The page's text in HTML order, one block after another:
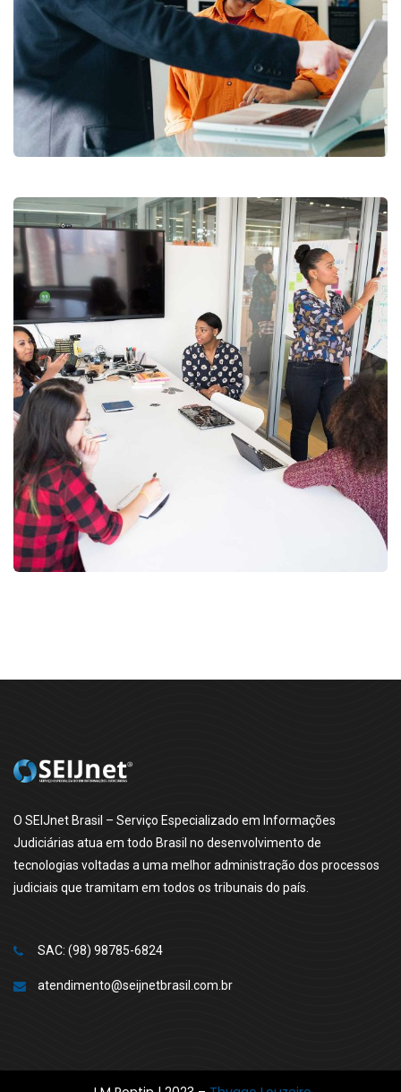
Digital Analysis
Branding
Chan Agency
Strategy
O SEIJnet Brasil – Serviço Especializado em Informações
Judiciárias atua em todo Brasil no desenvolvimento de
tecnologias voltadas a uma melhor administração dos processos
judiciais que tramitam em todos os tribunais do país.
SAC: (98) 98785-6824
atendimento@seijnetbrasil.com.br